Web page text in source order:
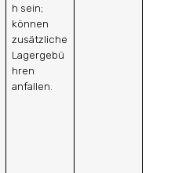
h sein;
können
zusätzliche
Lagergebü
hren
anfallen.